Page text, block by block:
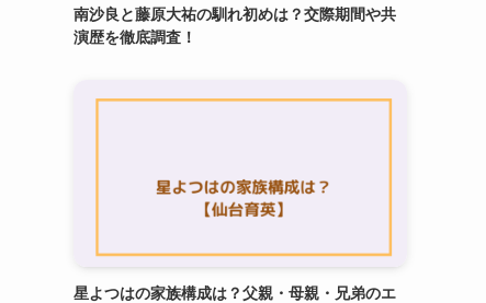
南沙良と藤原大祐の馴れ初めは？交際期間や共
演歴を徹底調査！
星よつはの家族構成は？父親・母親・兄弟のエ